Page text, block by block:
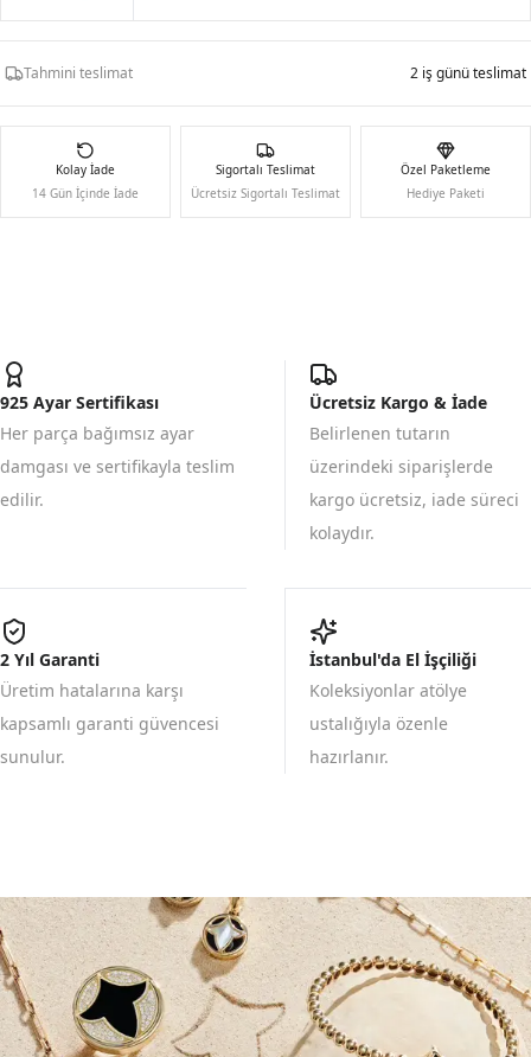
Tahmini teslimat 2 iş günü teslimat
Kolay İade
14 Gün İçinde İade
Sigortalı Teslimat
Ücretsiz Sigortalı Teslimat
Özel Paketleme
Hediye Paketi
925 Ayar Sertifikası
Her parça bağımsız ayar
damgası ve sertifikayla teslim
edilir.
Ücretsiz Kargo & İade
Belirlenen tutarın
üzerindeki siparişlerde
kargo ücretsiz, iade süreci
kolaydır.
2 Yıl Garanti
Üretim hatalarına karşı
kapsamlı garanti güvencesi
sunulur.
İstanbul'da El İşçiliği
Koleksiyonlar atölye
ustalığıyla özenle
hazırlanır.